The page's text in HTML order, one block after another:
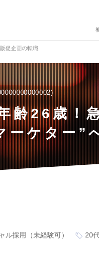
促企画の転職
齢26歳！
ーケター”
ル採用（未経験可） 20